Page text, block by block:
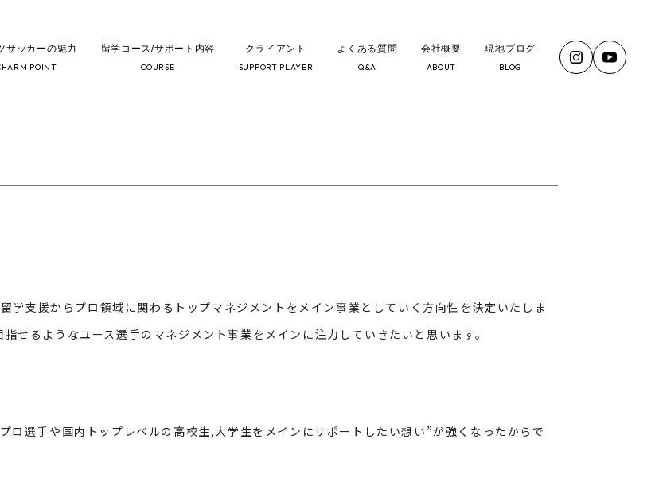
サッカーの魅力
POINT
留学コース/サポート内容
COURSE
クライアント
SUPPORT PLAYER
よくある質問
Q&A
会社概要
ABOUT
現地ブログ
BLOG
学支援からプロ領域に関わるトップマネジメントをメイン事業としていく方向性を決定いたしま
せるようなユース選手のマネジメント事業をメインに注力していきたいと思います。
ロ選手や国内トップレベルの高校生,大学生をメインにサポートしたい想い”が強くなったからで